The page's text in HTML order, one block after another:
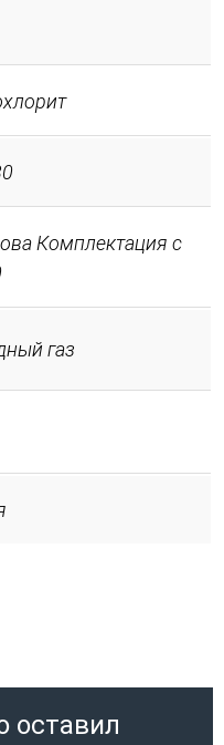
Комплектация с
газ
оставил